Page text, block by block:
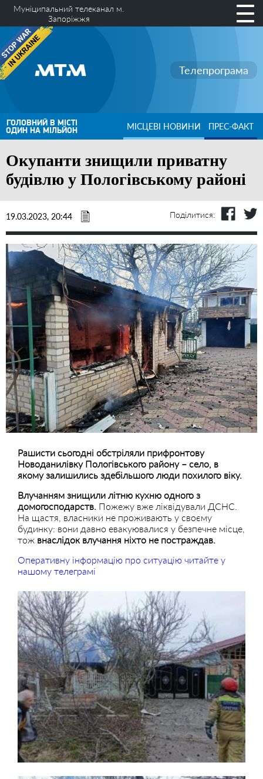
Муніципальний телеканал м.
Запоріжжя
Телепрограма
ГОЛОВНИЙ В МІСТІ
ОДИН НА МІЛЬЙОН МІСЦЕВІ НОВИНИ ПРЕС-ФАКТ
Окупанти знищили приватну
будівлю у Пологівському районі
19.03.2023, 20:44 Поділитися:
Рашисти сьогодні обстріляли прифронтову
Новоданилівку Пологівського району – село, в
якому залишились здебільшого люди похилого віку.
Влучанням знищили літню кухню одного з
домогосподарств. Пожежу вже ліквідували ДСНС.
На щастя, власники не проживають у своєму
будинку: вони давно евакуювалися у безпечне місце,
тож внаслідок влучання ніхто не постраждав.
Оперативну інформацію про ситуацію читайте у
нашому телеграмі